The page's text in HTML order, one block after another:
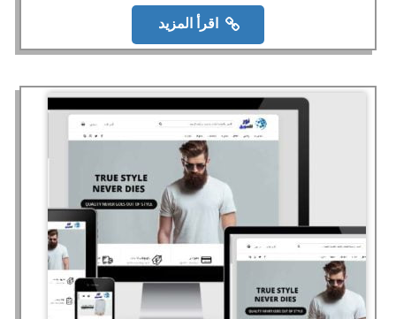
اقرأ المزيد